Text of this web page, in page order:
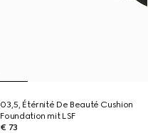
03,5, Étérnité De Beauté Cushion
Foundation mit LSF
€ 73